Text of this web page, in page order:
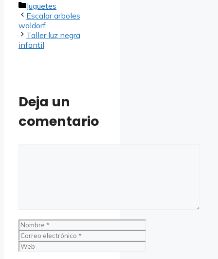
Categorías
Juguetes
Escalar arboles
waldorf
Taller luz negra
infantil
Deja un
comentario
Nombre
Correo
electrónico
Web